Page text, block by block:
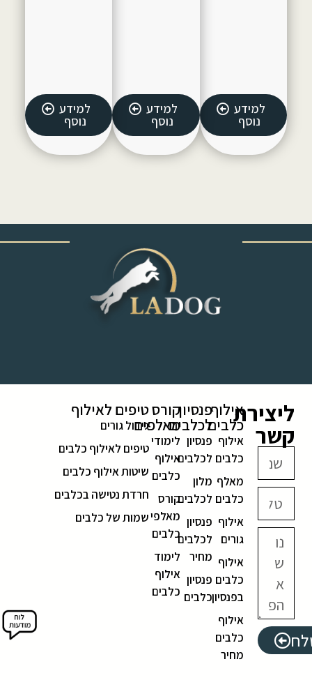
למידע
נוסף
למידע
נוסף
למידע
נוסף
ליצירת
קשר
אילוף
כלבים
אילוף
כלבים
מאלף
כלבים
אילוף
גורים
אילוף
כלבים
בפנסיון
אילוף
כלבים
מחיר
פנסיון
לכלבים
פנסיון
לכלבים
מלון
לכלבים
פנסיון
לכלבים
מחיר
פנסיון
כלבים
קורס
מאלפים
לימודי
אילוף
כלבים
קורס
מאלפי
כלבים
לימוד
אילוף
כלבים
טיפים לאילוף
גידול גורים
טיפים לאילוף כלבים
שיטות אילוף כלבים
חרדת נטישה בכלבים
שמות של כלבים